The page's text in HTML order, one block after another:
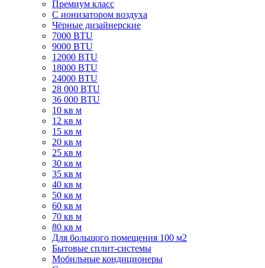
Премиум класс
C ионизатором воздуха
Чёрные дизайнерские
7000 BTU
9000 BTU
12000 BTU
18000 BTU
24000 BTU
28 000 BTU
36 000 BTU
10 кв м
12 кв м
15 кв м
20 кв м
25 кв м
30 кв м
35 кв м
40 кв м
50 кв м
60 кв м
70 кв м
80 кв м
Для большого помещения 100 м2
Бытовые сплит-системы
Мобильные кондиционеры